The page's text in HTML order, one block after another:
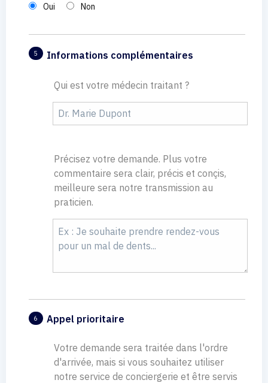
Oui Non
5 Informations complémentaires
Qui est votre médecin traitant ?
Précisez votre demande. Plus votre
commentaire sera clair, précis et conçis,
meilleure sera notre transmission au
praticien.
6 Appel prioritaire
Votre demande sera traitée dans l'ordre
d'arrivée, mais si vous souhaitez utiliser
notre service de conciergerie et être servis